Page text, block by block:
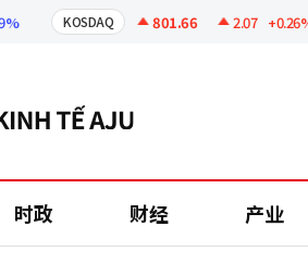
KOSDAQ 801.66 2.07 +0.26%
时政 财经 产业